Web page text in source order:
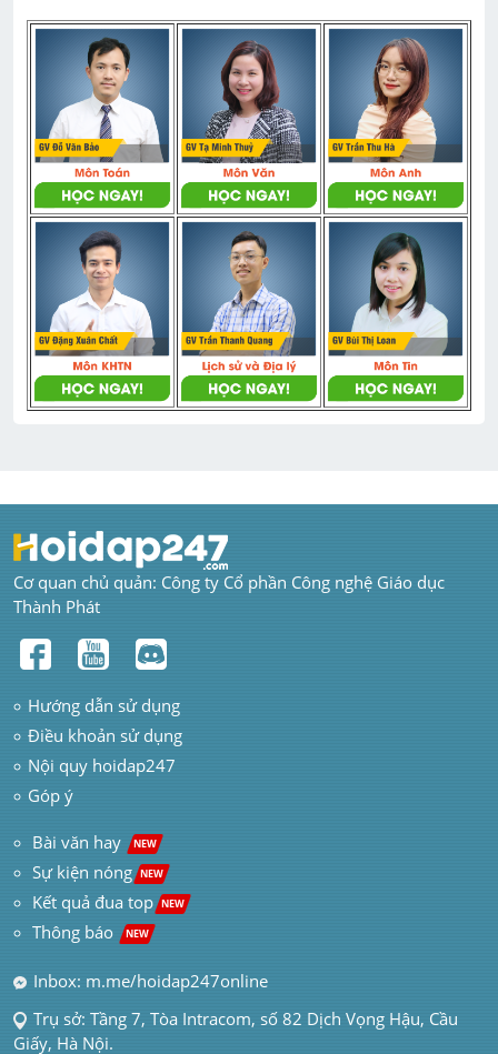
Cơ quan chủ quản: Công ty Cổ phần Công nghệ Giáo dục
Thành Phát
Hướng dẫn sử dụng
Điều khoản sử dụng
Nội quy hoidap247
Góp ý
Bài văn hay NEW
Sự kiện nóng NEW
Kết quả đua top NEW
Thông báo NEW
Inbox: m.me/hoidap247online
Trụ sở: Tầng 7, Tòa Intracom, số 82 Dịch Vọng Hậu, Cầu
Giấy, Hà Nội.